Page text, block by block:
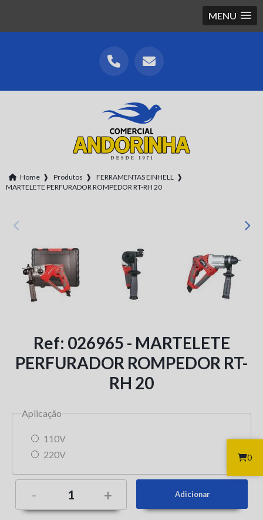
MENU
0
Home ❱ Produtos ❱ FERRAMENTAS EINHELL
❱
MARTELETE PERFURADOR ROMPEDOR RT-RH 20
Ref: 026965 - MARTELETE
PERFURADOR ROMPEDOR RT-
RH 20
Aplicação
110V
220V
- +